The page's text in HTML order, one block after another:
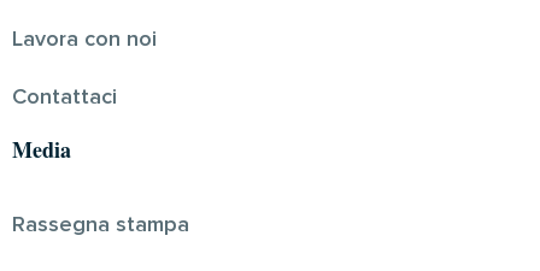
Lavora con noi
Contattaci
Media
Rassegna stampa